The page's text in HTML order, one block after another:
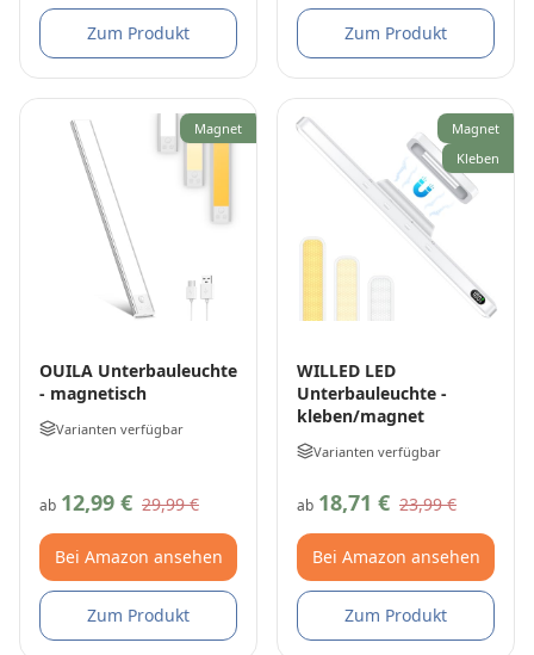
Zum Produkt Zum Produkt
Magnet
OUILA Unterbauleuchte
- magnetisch
Varianten verfügbar
ab 12,99 € 29,99 €
Bei Amazon ansehen
Zum Produkt
Magnet
Kleben
WILLED LED
Unterbauleuchte -
kleben/magnet
Varianten verfügbar
ab 18,71 € 23,99 €
Bei Amazon ansehen
Zum Produkt